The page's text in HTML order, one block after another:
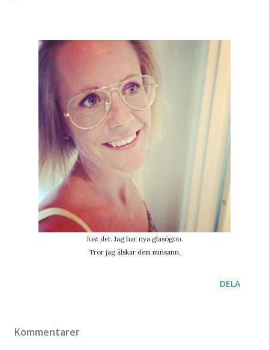
Just det. Jag har nya glasögon.
Tror jag älskar dem minsann.
DELA
Kommentarer